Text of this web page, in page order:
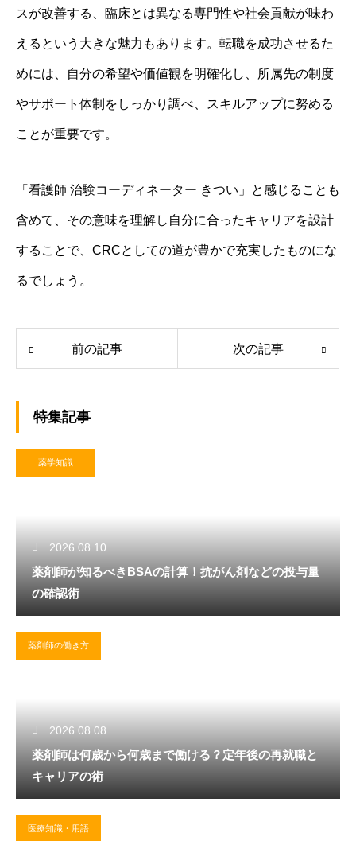
スが改善する、臨床とは異なる専門性や社会貢献が味わ
えるという大きな魅力もあります。転職を成功させるた
めには、自分の希望や価値観を明確化し、所属先の制度
やサポート体制をしっかり調べ、スキルアップに努める
ことが重要です。
「看護師 治験コーディネーター きつい」と感じることも
含めて、その意味を理解し自分に合ったキャリアを設計
することで、CRCとしての道が豊かで充実したものにな
るでしょう。
前の記事 次の記事
特集記事
薬学知識
2026.08.10
薬剤師が知るべきBSAの計算！抗がん剤などの投与量
の確認術
薬剤師の働き方
2026.08.08
薬剤師は何歳から何歳まで働ける？定年後の再就職と
キャリアの術
医療知識・用語